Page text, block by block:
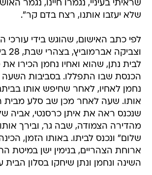
שראיתי בעיניי, נגמרו חיינו, נגמר
שלא יעזבו אותנו, רצח בדם קר".
לפי כתב האישום, שהוגש בידי עורכי
לבית נתן, שהוא ואחיו נחמן הכירו
נחמן לאחיו, לאחר שחיפש אותו
אותו. שעה לאחר מכן שב סלע מבית
שנכנס ראה את איתן כרסנטי, אביה
מהדירה הצמודה, שבה גר, ובירך
שלום" ונכנס לביתו. באותו הזמן,
ארוחת הצהריים, בנימין ישן במיטת
השינה ונחמן ונתן שיחקו בסלון הבית